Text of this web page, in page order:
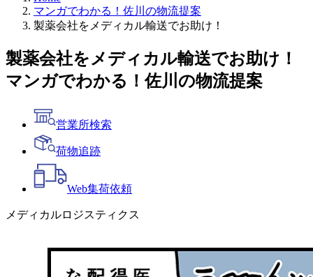
マンガでわかる！佐川の物流提案
製薬会社をメディカル輸送でお助け！
製薬会社をメディカル輸送でお助け！
マンガでわかる！佐川の物流提案
営業所検索
荷物追跡
Web集荷依頼
メディカルロジスティクス